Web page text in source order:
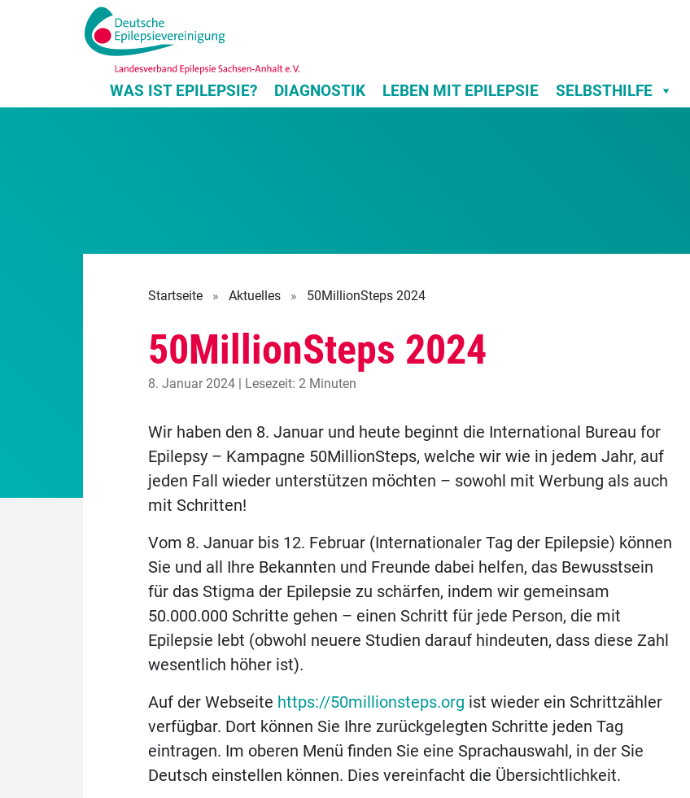
WAS IST EPILEPSIE? DIAGNOSTIK LEBEN MIT EPILEPSIE SELBSTHILFE
Startseite » Aktuelles » 50MillionSteps 2024
50MillionSteps 2024
8. Januar 2024 | Lesezeit: 2 Minuten
Wir haben den 8. Januar und heute beginnt die International Bureau for
Epilepsy – Kampagne 50MillionSteps, welche wir wie in jedem Jahr, auf
jeden Fall wieder unterstützen möchten – sowohl mit Werbung als auch
mit Schritten!
Vom 8. Januar bis 12. Februar (Internationaler Tag der Epilepsie) können
Sie und all Ihre Bekannten und Freunde dabei helfen, das Bewusstsein
für das Stigma der Epilepsie zu schärfen, indem wir gemeinsam
50.000.000 Schritte gehen – einen Schritt für jede Person, die mit
Epilepsie lebt (obwohl neuere Studien darauf hindeuten, dass diese Zahl
wesentlich höher ist).
Auf der Webseite https://50millionsteps.org ist wieder ein Schrittzähler
verfügbar. Dort können Sie Ihre zurückgelegten Schritte jeden Tag
eintragen. Im oberen Menü finden Sie eine Sprachauswahl, in der Sie
Deutsch einstellen können. Dies vereinfacht die Übersichtlichkeit.